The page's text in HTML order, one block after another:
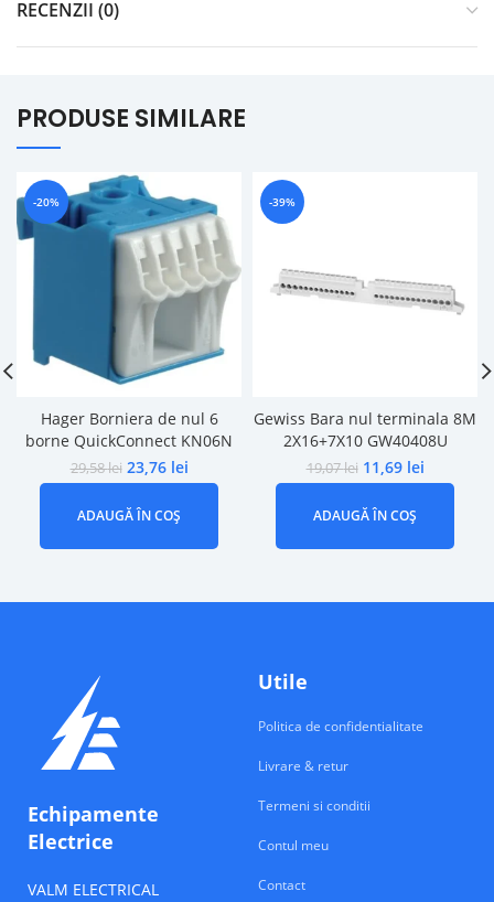
RECENZII (0)
PRODUSE SIMILARE
-20%
Hager Borniera de nul 6
borne QuickConnect KN06N
29,58lei 23,76 lei
ADAUGĂ ÎN COȘ
-39%
Gewiss Bara nul terminala 8M
2X16+7X10 GW40408U
19,07lei 11,69 lei
ADAUGĂ ÎN COȘ
Echipamente
Electrice
VALM ELECTRICAL
Utile
Politica de confidentialitate
Livrare & retur
Termeni si conditii
Contul meu
Contact